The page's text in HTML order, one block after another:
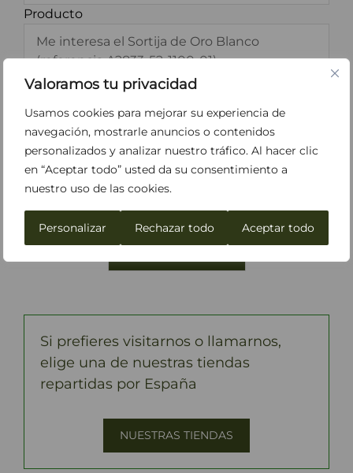
Valoramos tu privacidad
Usamos cookies para mejorar su experiencia de
navegación, mostrarle anuncios o contenidos
personalizados y analizar nuestro tráfico. Al hacer clic
en “Aceptar todo” usted da su consentimiento a
nuestro uso de las cookies.
Personalizar Rechazar todo Aceptar todo
Producto
*He leído y acepto los
Condiciones
Acepto recibir información sobre Perodri.
Si prefieres visitarnos o llamarnos,
elige una de nuestras tiendas
repartidas por España
NUESTRAS TIENDAS